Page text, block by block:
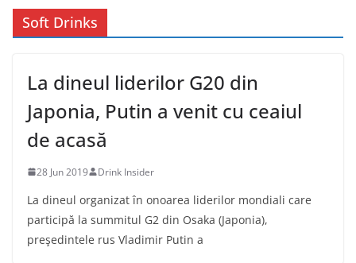
Soft Drinks
La dineul liderilor G20 din
Japonia, Putin a venit cu ceaiul
de acasă
28 Jun 2019 Drink Insider
La dineul organizat în onoarea liderilor mondiali care
participă la summitul G2 din Osaka (Japonia),
preşedintele rus Vladimir Putin a